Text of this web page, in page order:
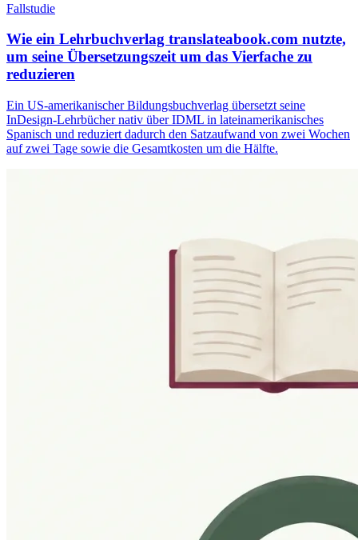
Fallstudie
Wie ein Lehrbuchverlag translateabook.com nutzte,
um seine Übersetzungszeit um das Vierfache zu
reduzieren
Ein US-amerikanischer Bildungsbuchverlag übersetzt seine
InDesign-Lehrbücher nativ über IDML in lateinamerikanisches
Spanisch und reduziert dadurch den Satzaufwand von zwei Wochen
auf zwei Tage sowie die Gesamtkosten um die Hälfte.